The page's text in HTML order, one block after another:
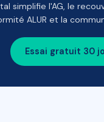
simplifie l'AG, le
ALUR et la
Essai gratuit 30